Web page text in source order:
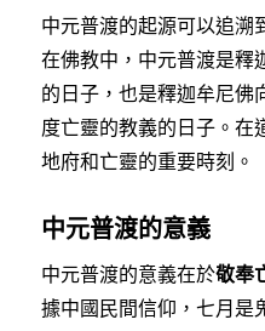
中元普渡的起源可以追溯
在佛教中，中元普渡是釋
的日子，也是釋迦牟尼佛
度亡靈的教義的日子。在
地府和亡靈的重要時刻。
中元普渡的意義
中元普渡的意義在於敬奉
據中國民間信仰，七月是